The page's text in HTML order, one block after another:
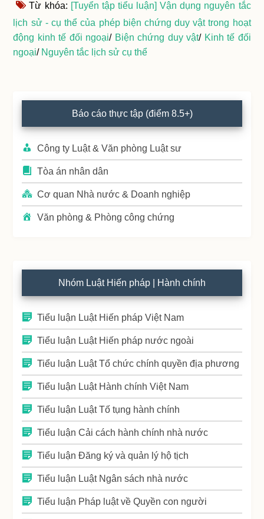
Từ khóa: [Tuyển tập tiểu luận] Vận dụng nguyên tắc
lịch sử - cụ thể của phép biện chứng duy vật trong hoạt
động kinh tế đối ngoại/ Biện chứng duy vật/ Kinh tế đối
ngoại/ Nguyên tắc lịch sử cụ thể
Primary
Sidebar
Báo cáo thực tập (điểm 8.5+)
Công ty Luật & Văn phòng Luật sư
Tòa án nhân dân
Cơ quan Nhà nước & Doanh nghiệp
Văn phòng & Phòng công chứng
Nhóm Luật Hiến pháp | Hành chính
Tiểu luận Luật Hiến pháp Việt Nam
Tiểu luận Luật Hiến pháp nước ngoài
Tiểu luận Luật Tổ chức chính quyền địa phương
Tiểu luận Luật Hành chính Việt Nam
Tiểu luận Luật Tố tụng hành chính
Tiểu luận Cải cách hành chính nhà nước
Tiểu luận Đăng ký và quản lý hộ tịch
Tiểu luận Luật Ngân sách nhà nước
Tiểu luận Pháp luật về Quyền con người